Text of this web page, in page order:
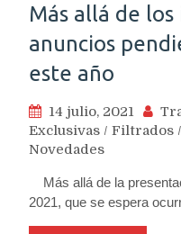
Más allá de los
anuncios
este año
14 julio, 2021
Exclusivas / Filtrados /
Novedades
Más allá de la
2021, que se espera